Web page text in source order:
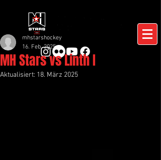
MH Stars vs Linth I
mhstarshockey
16. Feb. 2025
Aktualisiert: 18. März 2025